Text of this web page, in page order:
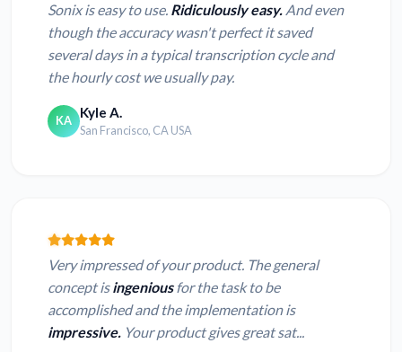
Sonix is easy to use. Ridiculously easy. And even
though the accuracy wasn't perfect it saved
several days in a typical transcription cycle and
the hourly cost we usually pay.
KA Kyle A.
San Francisco, CA USA
Very impressed of your product. The general
concept isingeniousfor the task to be
accomplished and the implementation is
impressive. Your product gives great sat...